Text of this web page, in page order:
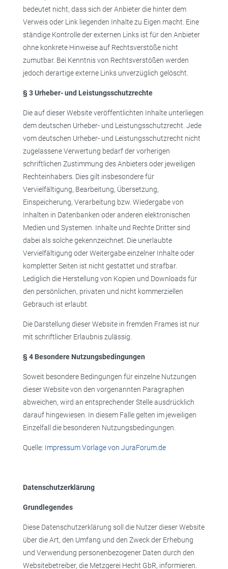
bedeutet nicht, dass sich der Anbieter die hinter dem
Verweis oder Link liegenden Inhalte zu Eigen macht. Eine
ständige Kontrolle der externen Links ist für den Anbieter
ohne konkrete Hinweise auf Rechtsverstöße nicht
zumutbar. Bei Kenntnis von Rechtsverstößen werden
jedoch derartige externe Links unverzüglich gelöscht.
§ 3 Urheber- und Leistungsschutzrechte
Die auf dieser Website veröffentlichten Inhalte unterliegen
dem deutschen Urheber- und Leistungsschutzrecht. Jede
vom deutschen Urheber- und Leistungsschutzrecht nicht
zugelassene Verwertung bedarf der vorherigen
schriftlichen Zustimmung des Anbieters oder jeweiligen
Rechteinhabers. Dies gilt insbesondere für
Vervielfältigung, Bearbeitung, Übersetzung,
Einspeicherung, Verarbeitung bzw. Wiedergabe von
Inhalten in Datenbanken oder anderen elektronischen
Medien und Systemen. Inhalte und Rechte Dritter sind
dabei als solche gekennzeichnet. Die unerlaubte
Vervielfältigung oder Weitergabe einzelner Inhalte oder
kompletter Seiten ist nicht gestattet und strafbar.
Lediglich die Herstellung von Kopien und Downloads für
den persönlichen, privaten und nicht kommerziellen
Gebrauch ist erlaubt.
Die Darstellung dieser Website in fremden Frames ist nur
mit schriftlicher Erlaubnis zulässig.
§ 4 Besondere Nutzungsbedingungen
Soweit besondere Bedingungen für einzelne Nutzungen
dieser Website von den vorgenannten Paragraphen
abweichen, wird an entsprechender Stelle ausdrücklich
darauf hingewiesen. In diesem Falle gelten im jeweiligen
Einzelfall die besonderen Nutzungsbedingungen.
Quelle: Impressum Vorlage von JuraForum.de
Datenschutzerklärung
Grundlegendes
Diese Datenschutzerklärung soll die Nutzer dieser Website
über die Art, den Umfang und den Zweck der Erhebung
und Verwendung personenbezogener Daten durch den
Websitebetreiber, die Metzgerei Hecht GbR, informieren.